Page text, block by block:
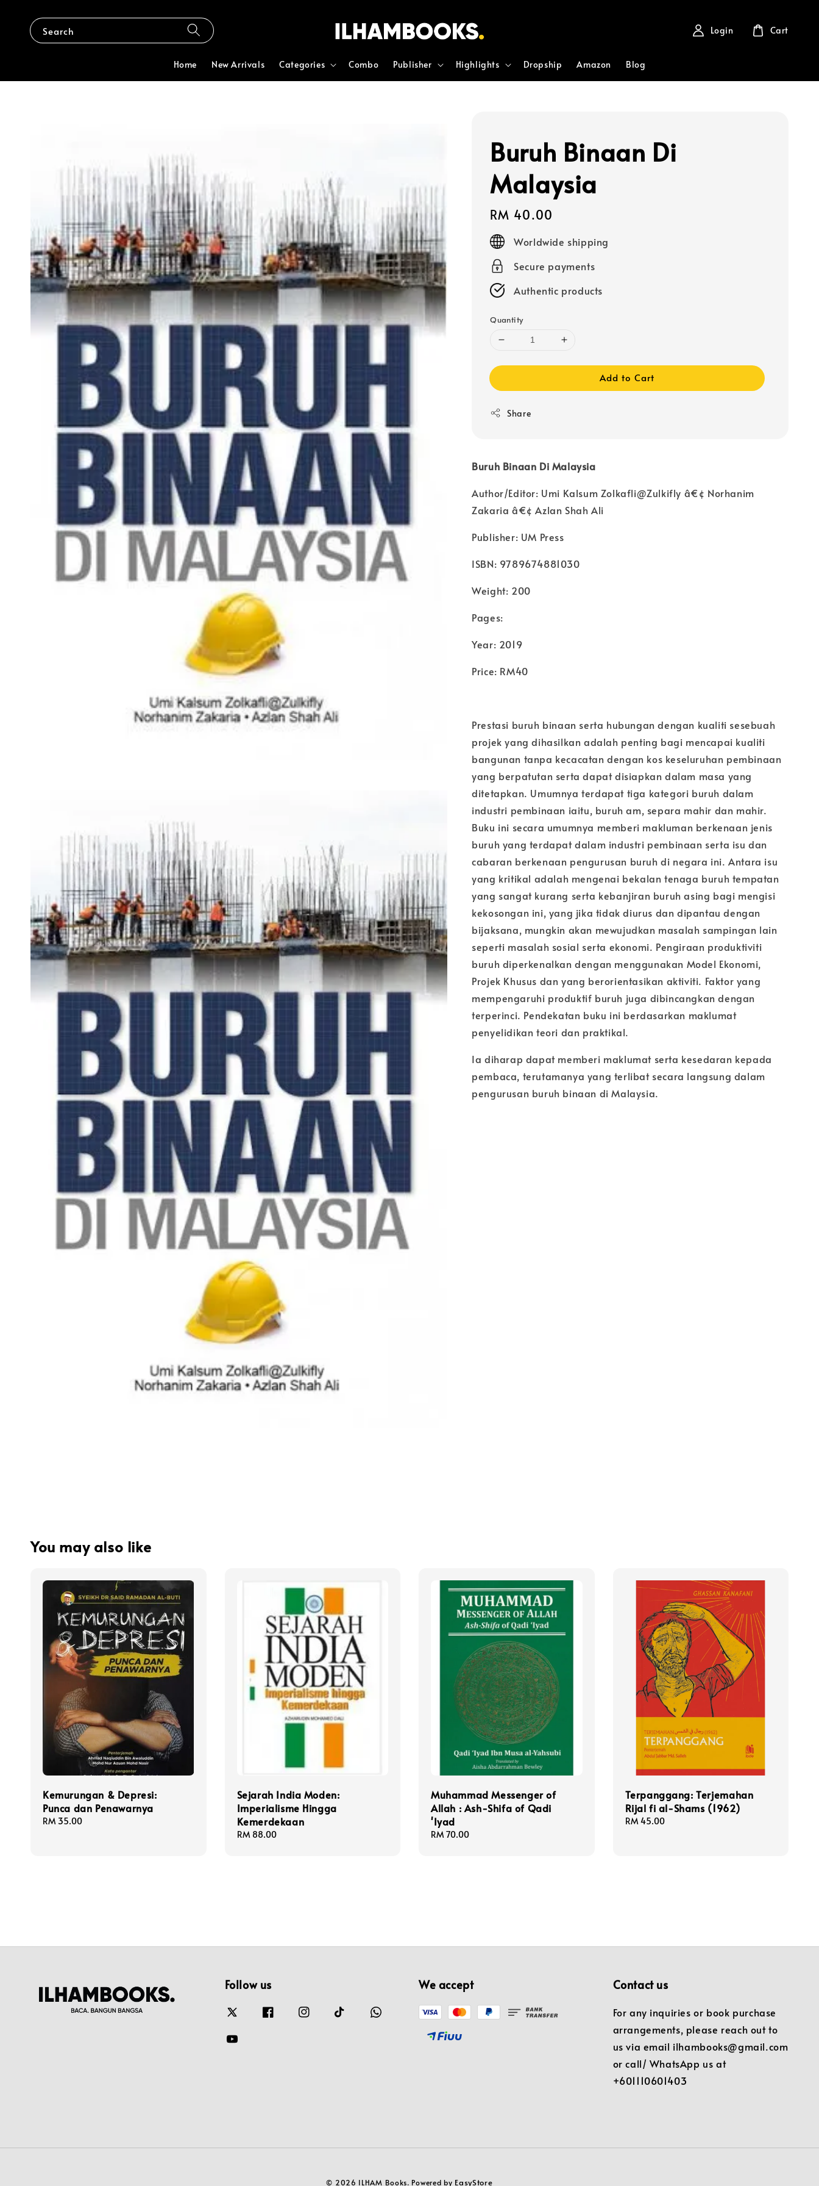
Search
Home New Arrivals Categories Combo Publisher Highlights Dropship Amazon Blog
Login Cart
Buruh Binaan Di
Malaysia
Regular
price
RM 40.00
Worldwide shipping
Secure payments
Authentic products
Quantity
Add to Cart
Share
Buruh Binaan Di Malaysia
Author/Editor: Umi Kalsum Zolkafli@Zulkifly â€¢ Norhanim
Zakaria â€¢ Azlan Shah Ali
Publisher: UM Press
ISBN: 9789674881030
Weight: 200
Pages:
Year: 2019
Price: RM40
Prestasi buruh binaan serta hubungan dengan kualiti sesebuah
projek yang dihasilkan adalah penting bagi mencapai kualiti
bangunan tanpa kecacatan dengan kos keseluruhan pembinaan
yang berpatutan serta dapat disiapkan dalam masa yang
ditetapkan. Umumnya terdapat tiga kategori buruh dalam
industri pembinaan iaitu, buruh am, separa mahir dan mahir.
Buku ini secara umumnya memberi makluman berkenaan jenis
buruh yang terdapat dalam industri pembinaan serta isu dan
cabaran berkenaan pengurusan buruh di negara ini. Antara isu
yang kritikal adalah mengenai bekalan tenaga buruh tempatan
yang sangat kurang serta kebanjiran buruh asing bagi mengisi
kekosongan ini, yang jika tidak diurus dan dipantau dengan
bijaksana, mungkin akan mewujudkan masalah sampingan lain
seperti masalah sosial serta ekonomi. Pengiraan produktiviti
buruh diperkenalkan dengan menggunakan Model Ekonomi,
Projek Khusus dan yang berorientasikan aktiviti. Faktor yang
mempengaruhi produktif buruh juga dibincangkan dengan
terperinci. Pendekatan buku ini berdasarkan maklumat
penyelidikan teori dan praktikal.
Ia diharap dapat memberi maklumat serta kesedaran kepada
pembaca, terutamanya yang terlibat secara langsung dalam
pengurusan buruh binaan di Malaysia.
You may also like
Kemurungan & Depresi:
Punca dan Penawarnya
Regular
RM 35.00
Sejarah India Moden:
Imperialisme Hingga
Kemerdekaan
Regular
RM 88.00
Muhammad Messenger of
Allah : Ash-Shifa of Qadi
'Iyad
Regular
RM 70.00
Terpanggang: Terjemahan
Rijal fi al-Shams (1962)
Regular
RM 45.00
Follow us We accept Contact us
For any inquiries or book purchase
arrangements, please reach out to
us via email ilhambooks@gmail.com
or call/ WhatsApp us at
+601110601403
© 2026 ILHAM Books. Powered by EasyStore